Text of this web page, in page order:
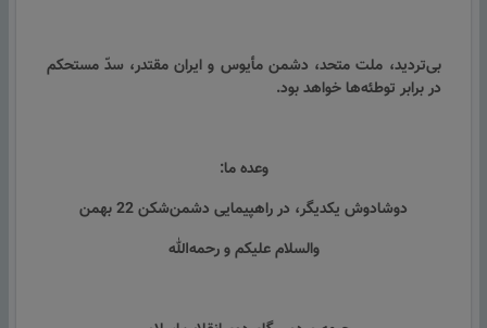
بی‌تردید، ملت متحد، دشمن مأیوس و ایران مقتدر، سدّ مستحکم
در برابر توطئه‌ها خواهد بود.
وعده ما:
دوشادوش یکدیگر، در راهپیمایی دشمن‌شکن 22 بهمن
والسلام علیکم و رحمه‌الله